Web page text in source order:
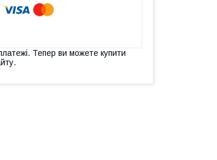
Тепер ви можете купити